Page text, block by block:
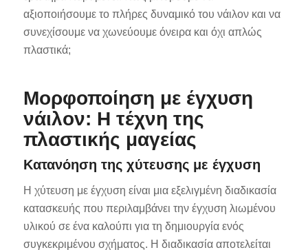
αξιοποιήσουμε το πλήρες δυναμικό του νάιλον και να
συνεχίσουμε να χωνεύουμε όνειρα και όχι απλώς
πλαστικά;
Μορφοποίηση με έγχυση
νάιλον: Η τέχνη της
πλαστικής μαγείας
Κατανόηση της χύτευσης με έγχυση
Η χύτευση με έγχυση είναι μια εξελιγμένη διαδικασία
κατασκευής που περιλαμβάνει την έγχυση λιωμένου
υλικού σε ένα καλούπι για τη δημιουργία ενός
συγκεκριμένου σχήματος. Η διαδικασία αποτελείται